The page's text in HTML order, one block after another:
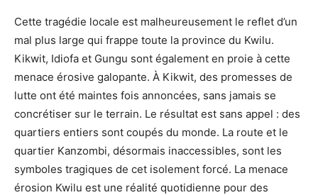
Cette tragédie locale est malheureusement le reflet d’un
mal plus large qui frappe toute la province du Kwilu.
Kikwit, Idiofa et Gungu sont également en proie à cette
menace érosive galopante. À Kikwit, des promesses de
lutte ont été maintes fois annoncées, sans jamais se
concrétiser sur le terrain. Le résultat est sans appel : des
quartiers entiers sont coupés du monde. La route et le
quartier Kanzombi, désormais inaccessibles, sont les
symboles tragiques de cet isolement forcé. La menace
érosion Kwilu est une réalité quotidienne pour des